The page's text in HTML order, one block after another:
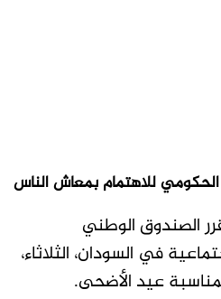
للاهتمام بمعاش الناس
الصندوق الوطني
في السودان، الثلاثاء،
عيد الأضحى.